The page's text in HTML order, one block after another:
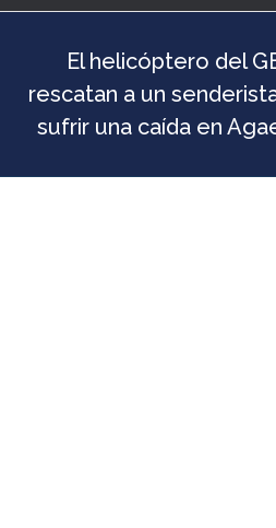
El helicóptero del
rescatan a un
sufrir una caída en